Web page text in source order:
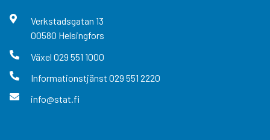
Verkstadsgatan 13
00580 Helsingfors
Växel 029 551 1000
Informationstjänst 029 551 2220
info@stat.fi